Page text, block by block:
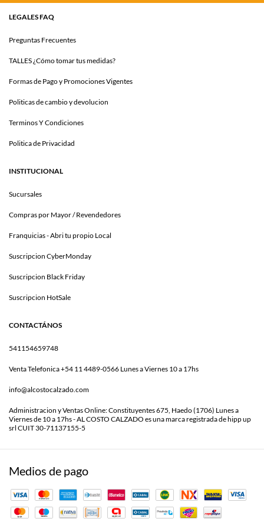
LEGALES FAQ
Preguntas Frecuentes
TALLES ¿Cómo tomar tus medidas?
Formas de Pago y Promociones Vigentes
Politicas de cambio y devolucion
Terminos Y Condiciones
Politica de Privacidad
INSTITUCIONAL
Sucursales
Compras por Mayor / Revendedores
Franquicias - Abri tu propio Local
Suscripcion CyberMonday
Suscripcion Black Friday
Suscripcion HotSale
CONTACTÁNOS
541154659748
Venta Telefonica +54 11 4489-0566 Lunes a Viernes 10 a 17hs
info@alcostocalzado.com
Administracion y Ventas Online: Constituyentes 675, Haedo (1706) Lunes a
Viernes de 10 a 17hs - AL COSTO CALZADO es una marca registrada de hipp up
srl CUIT 30-71137155-5
Medios de pago